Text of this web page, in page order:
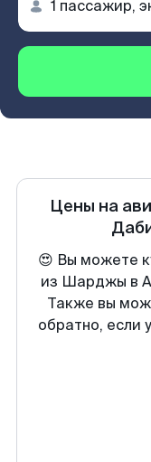
Цены на
😍 Вы можете
из Шарджы в
Также вы
обратно, если